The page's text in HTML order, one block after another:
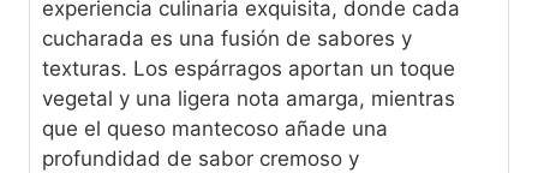
experiencia culinaria exquisita, donde cada
cucharada es una fusión de sabores y
texturas. Los espárragos aportan un toque
vegetal y una ligera nota amarga, mientras
que el queso mantecoso añade una
profundidad de sabor cremoso y